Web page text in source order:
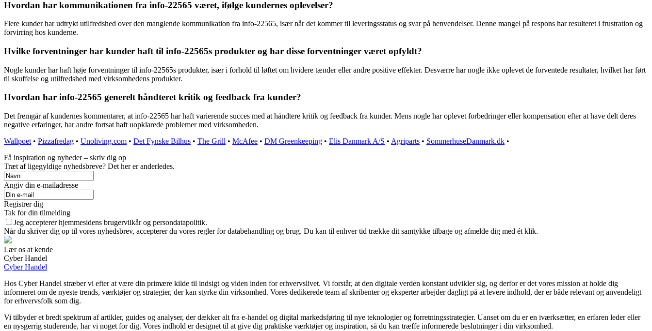
Hvordan har kommunikationen fra info-22565 været, ifølge kundernes oplevelser?
Flere kunder har udtrykt utilfredshed over den manglende kommunikation fra info-22565, især når det kommer til leveringsstatus og svar på henvendelser. Denne mangel på respons har resulteret i frustration og
forvirring hos kunderne.
Hvilke forventninger har kunder haft til info-22565s produkter og har disse forventninger været opfyldt?
Nogle kunder har haft høje forventninger til info-22565s produkter, især i forhold til løftet om hvidere tænder eller andre positive effekter. Desværre har nogle ikke oplevet de forventede resultater, hvilket har ført
til skuffelse og utilfredshed med virksomhedens produkter.
Hvordan har info-22565 generelt håndteret kritik og feedback fra kunder?
Det fremgår af kundernes kommentarer, at info-22565 har haft varierende succes med at håndtere kritik og feedback fra kunder. Mens nogle har oplevet forbedringer eller kompensation efter at have delt deres
negative erfaringer, har andre fortsat haft uopklarede problemer med virksomheden.
Wallpoet • Pizzafredag • Unoliving.com • Det Fynske Bilhus • The Grill • McAfee • DM Greenkeeping • Elis Danmark A/S • Agriparts • SommerhuseDanmark.dk •
Få inspiration og nyheder – skriv dig op
Træt af ligegyldige nyhedsbreve? Det her er anderledes.
Angiv din e-mailadresse
Registrer dig
Tak for din tilmelding
Jeg accepterer hjemmesidens brugervilkår og persondatapolitik.
Når du skriver dig op til vores nyhedsbrev, accepterer du vores regler for databehandling og brug. Du kan til enhver tid trække dit samtykke tilbage og afmelde dig med ét klik.
Lær os at kende
Cyber Handel
Cyber Handel
Hos Cyber Handel stræber vi efter at være din primære kilde til indsigt og viden inden for erhvervslivet. Vi forstår, at den digitale verden konstant udvikler sig, og derfor er det vores mission at holde dig
informeret om de nyeste trends, værktøjer og strategier, der kan styrke din virksomhed. Vores dedikerede team af skribenter og eksperter arbejder dagligt på at levere indhold, der er både relevant og anvendeligt
for erhvervsfolk som dig.
Vi tilbyder et bredt spektrum af artikler, guides og analyser, der dækker alt fra e-handel og digital markedsføring til nye teknologier og forretningsstrategier. Uanset om du er en iværksætter, en erfaren leder eller
en nysgerrig studerende, har vi noget for dig. Vores indhold er designet til at give dig praktiske værktøjer og inspiration, så du kan træffe informerede beslutninger i din virksomhed.